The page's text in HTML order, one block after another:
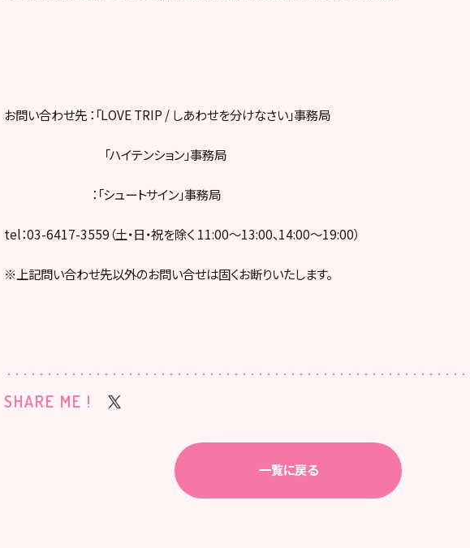
お問い合わせ先 ：「LOVE TRIP / しあわせを分けなさい」事務局
「ハイテンション」事務局
：「シュートサイン」事務局
tel：03-6417-3559（土・日・祝を除く 11:00～13:00、14:00～19:00）
※上記問い合わせ先以外のお問い合せは固くお断りいたします。
SHARE ME !
一覧に戻る